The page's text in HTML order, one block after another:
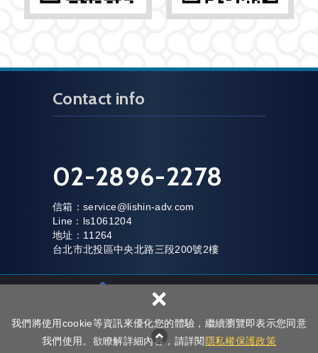
我們將使用cookie等資訊來優化您的體驗，繼續瀏覽即表示您同意
我們使用。欲瞭解詳細內容，請詳閱 隱私權保護政策
×
Contact info
02-2896-2278
信箱：service@lishin-adv.com
Line：ls1061204
地址：11264
台北市北投區中央北路三段200號2樓
Copyright © 立鑫廣告有限公司 All Rights Reserved. 隱私權政策網頁設
計 : 新視野